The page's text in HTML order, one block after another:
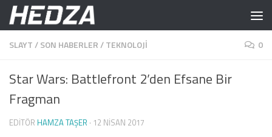
Skip to content
SLAYT/SON HABERLER/TEKNOLOJI 0
Star Wars: Battlefront 2’den Efsane Bir
Fragman
EDITÖR HAMZA TAŞER · 12 NISAN 2017